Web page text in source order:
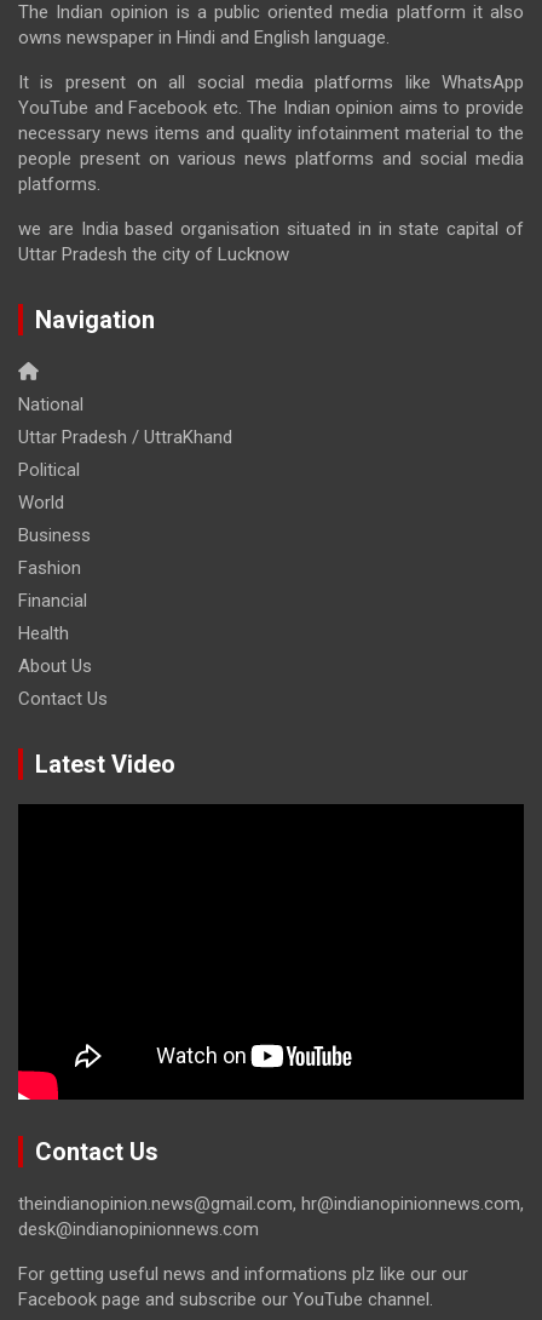
The Indian opinion is a public oriented media platform it also
owns newspaper in Hindi and English language.
It is present on all social media platforms like WhatsApp
YouTube and Facebook etc. The Indian opinion aims to provide
necessary news items and quality infotainment material to the
people present on various news platforms and social media
platforms.
we are India based organisation situated in in state capital of
Uttar Pradesh the city of Lucknow
Navigation
National
Uttar Pradesh / UttraKhand
Political
World
Business
Fashion
Financial
Health
About Us
Contact Us
Latest Video
Contact Us
theindianopinion.news@gmail.com, hr@indianopinionnews.com,
desk@indianopinionnews.com
For getting useful news and informations plz like our our
Facebook page and subscribe our YouTube channel.